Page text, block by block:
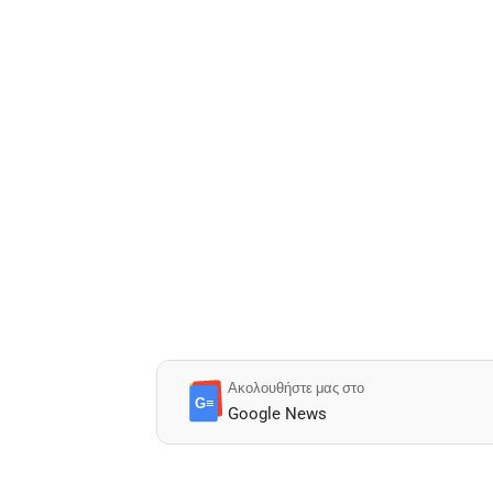
G≡
Ακολουθήστε μας στο
Google News